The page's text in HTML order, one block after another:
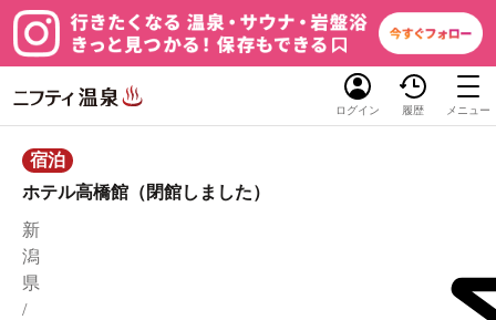
ログイン 履歴 メニュー
宿泊
ホテル高橋館（閉館しました）
新
潟
県
/